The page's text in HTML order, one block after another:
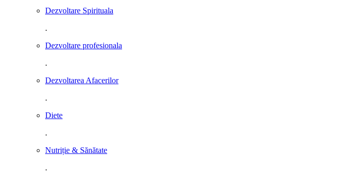
Dezvoltare Spirituala
.
Dezvoltare profesionala
.
Dezvoltarea Afacerilor
.
Diete
.
Nutriție & Sănătate
.